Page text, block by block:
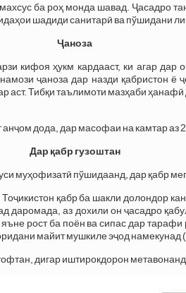
ба роҳ монда шавад. Ҷасадро
шадиди санитарӣ ва пўшидани
Ҷаноза
кифоя ҳукм кардааст, ки агар дар
ҷаноза дар назди қабристон ё
аст. Тибқи таълимоти мазҳаби ҳанафӣ
дода, дар масофаи на камтар аз 2
Дар қабр гузоштан
муҳофизатӣ пўшидаанд, дар қабр
қабр ба шакли долондор
даромада, аз дохили он ҷасадро
, яъне рост ба поён ва сипас дар
майит мушкиле эҷод намекунад
дигар иштирокдорон метавонанд